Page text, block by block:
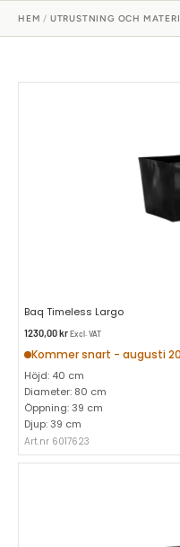
HEM / UTRUSTNING OCH
Baq Timeless Largo
1230,00krExcl. VAT
Kommer snart - augusti
Höjd: 40 cm
Diameter: 80 cm
Öppning: 39 cm
Djup: 39 cm
Art.nr 6017623